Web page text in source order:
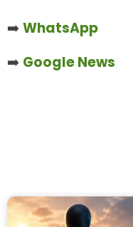
➡️WhatsApp
➡️ Google News